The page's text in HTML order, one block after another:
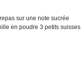
sur une note sucrée
en poudre 3 petits suisses